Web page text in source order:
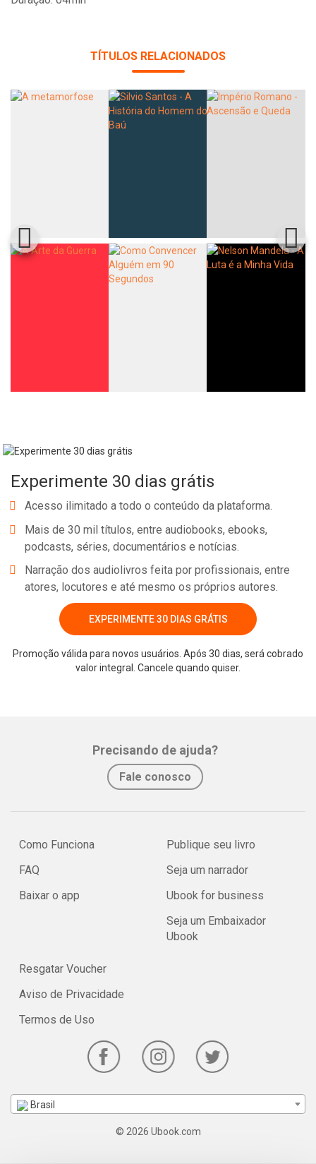
TÍTULOS RELACIONADOS
Experimente 30 dias grátis
Acesso ilimitado a todo o conteúdo da plataforma.
Mais de 30 mil títulos, entre audiobooks, ebooks,
podcasts, séries, documentários e notícias.
Narração dos audiolivros feita por profissionais, entre
atores, locutores e até mesmo os próprios autores.
EXPERIMENTE 30 DIAS GRÁTIS
Promoção válida para novos usuários. Após 30 dias, será cobrado
valor integral. Cancele quando quiser.
Precisando de ajuda?
Fale conosco
Como Funciona
FAQ
Baixar o app
Publique seu livro
Seja um narrador
Ubook for business
Seja um Embaixador
Ubook
Resgatar Voucher
Aviso de Privacidade
Termos de Uso
Brasil
© 2026 Ubook.com
Facebook Twitter